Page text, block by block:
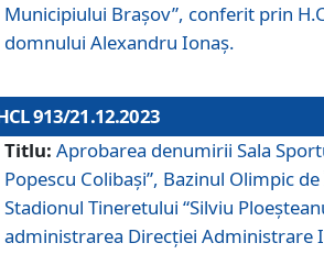
Municipiului Brașov”, conferit prin
domnului Alexandru Ionaș.
913/21.12.2023
Titlu: Aprobarea denumirii Sala
Popescu Colibași”, Bazinul Olimpic
Stadionul Tineretului “Silviu
administrarea Direcției Administrare